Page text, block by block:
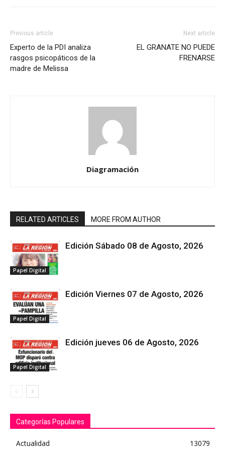
Previous article
Experto de la PDI analiza
rasgos psicopáticos de la
madre de Melissa
Next article
EL GRANATE NO PUEDE
FRENARSE
Diagramación
RELATED ARTICLES MORE FROM AUTHOR
Papel Digital
Edición Sábado 08 de Agosto, 2026
Papel Digital
Edición Viernes 07 de Agosto, 2026
Papel Digital
Edición jueves 06 de Agosto, 2026
Categorías Populares
Actualidad
13079